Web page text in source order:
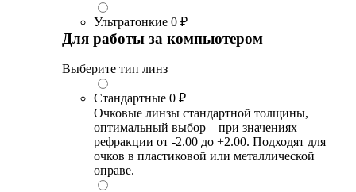
Ультратонкие 0 ₽
Для работы за компьютером
Выберите тип линз
Стандартные 0 ₽
Очковые линзы стандартной толщины,
оптимальный выбор – при значениях
рефракции от -2.00 до +2.00. Подходят для
очков в пластиковой или металлической
оправе.